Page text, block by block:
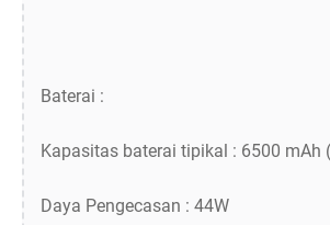
Baterai :
Kapasitas baterai tipikal : 6500 mAh
Daya Pengecasan : 44W